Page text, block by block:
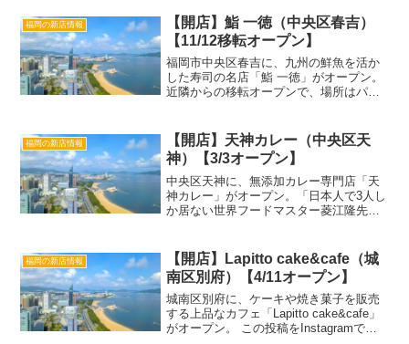
COFFEE(@uptou.co...
福岡の新店情報
【開店】鮨 一徳（中央区春吉）
【11/12移転オープン】
福岡市中央区春吉に、九州の鮮魚を活か
した寿司の名店「鮨 一徳」がオープン。
近隣からの移転オープンで、場所はパチ
質な寿司を提供する店です。 この投稿を
Instagr...
福岡の新店情報
【開店】天神カレー（中央区天
神）【3/3オープン】
中央区天神に、無添加カレー専門店「天
神カレー」がオープン。「日本人で3人し
か居ない世界フードマスター菱江隆先生
み。 この投稿をInstagramで見る 天神カ
レー🍛(@t...
福岡の新店情報
【開店】Lapitto cake&cafe（城
南区別府）【4/11オープン】
城南区別府に、ケーキや焼き菓子を販売
する上品なカフェ「Lapitto cake&cafe」
がオープン。 この投稿をInstagramで見